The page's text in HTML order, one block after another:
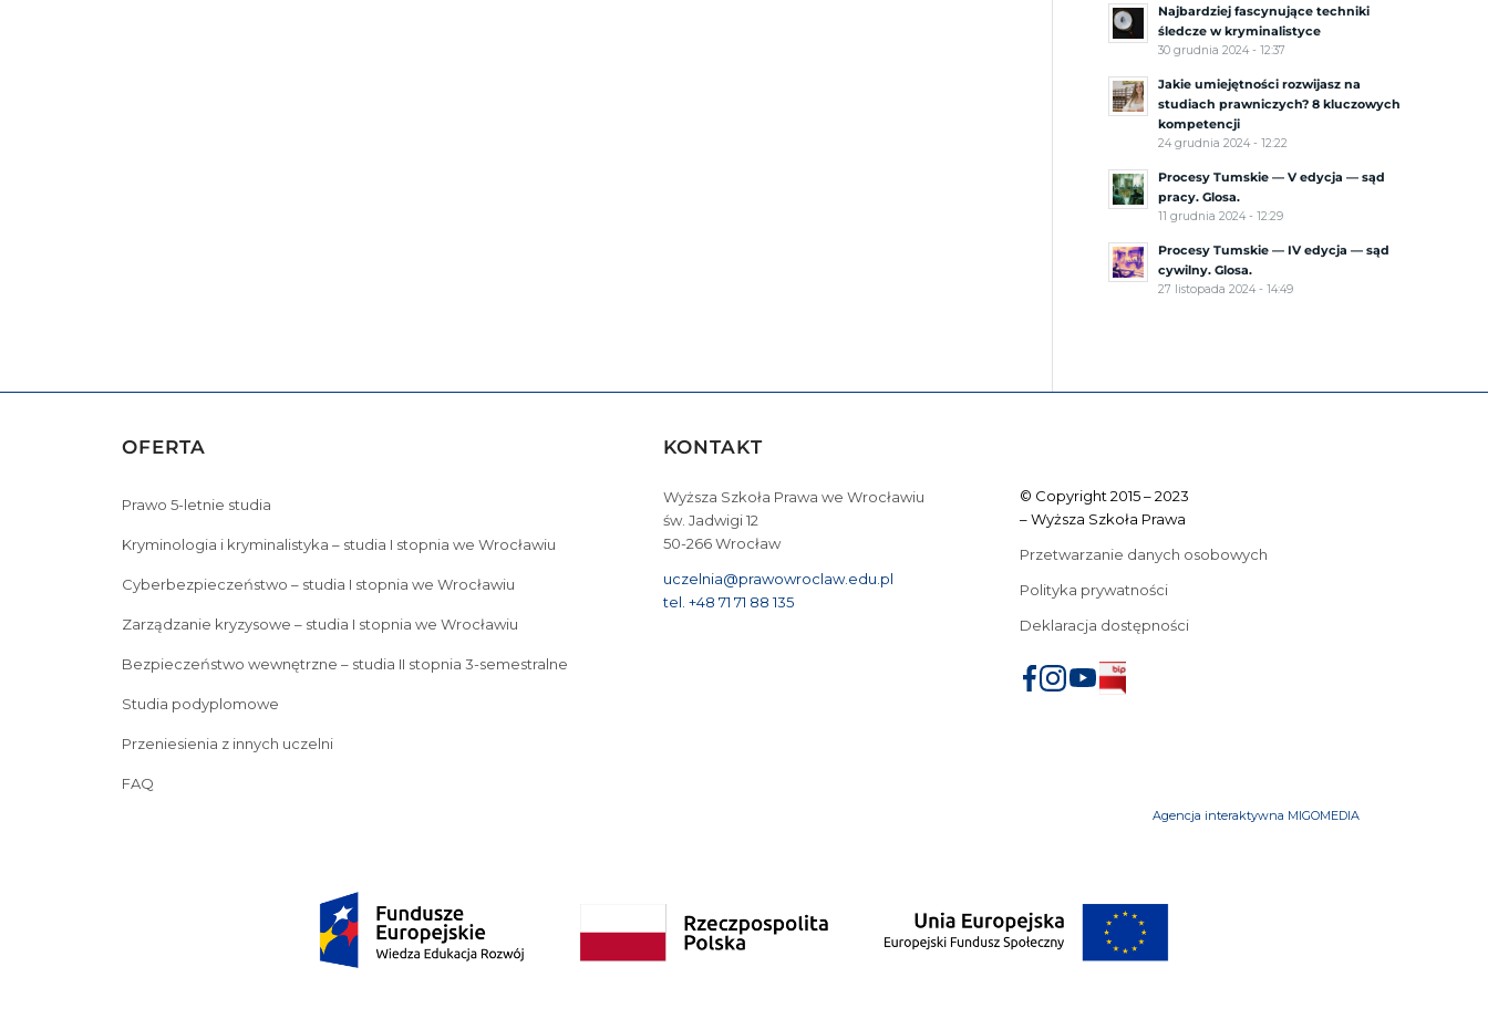
Najbardziej fascynujące techniki
śledcze w kryminalistyce
30 grudnia 2024 - 12:37
Jakie umiejętności rozwijasz na
studiach prawniczych? 8 kluczowych
kompetencji
24 grudnia 2024 - 12:22
Procesy Tumskie — V edycja — sąd
pracy. Glosa.
11 grudnia 2024 - 12:29
Procesy Tumskie — IV edycja — sąd
cywilny. Glosa.
27 listopada 2024 - 14:49
OFERTA
Prawo 5-letnie studia
Kryminologia i kryminalistyka – studia I stopnia we Wrocławiu
Cyberbezpieczeństwo – studia I stopnia we Wrocławiu
Zarządzanie kryzysowe – studia I stopnia we Wrocławiu
Bezpieczeństwo wewnętrzne – studia II stopnia 3-semestralne
Studia podyplomowe
Przeniesienia z innych uczelni
FAQ
KONTAKT
Wyższa Szkoła Prawa we Wrocławiu
św. Jadwigi 12
50-266 Wrocław
uczelnia@prawowroclaw.edu.pl
tel. +48 71 71 88 135
© Copyright 2015 – 2023
– Wyższa Szkoła Prawa
Przetwarzanie danych osobowych
Polityka prywatności
Deklaracja dostępności
Agencja interaktywna MIGOMEDIA